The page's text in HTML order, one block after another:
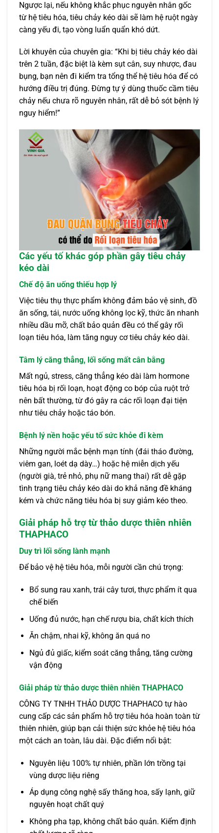
Ngược lại, nếu không khắc phục nguyên nhân gốc
từ hệ tiêu hóa, tiêu chảy kéo dài sẽ làm hệ ruột ngày
càng yếu đi, tạo vòng luẩn quẩn khó dứt.
Lời khuyên của chuyên gia: “Khi bị tiêu chảy kéo dài
trên 2 tuần, đặc biệt là kèm sụt cân, suy nhược, đau
bụng, bạn nên đi kiểm tra tổng thể hệ tiêu hóa để có
hướng điều trị đúng. Đừng tự ý dùng thuốc cầm tiêu
chảy nếu chưa rõ nguyên nhân, rất dễ bỏ sót bệnh lý
nguy hiểm!”
Các yếu tố khác góp phần gây tiêu chảy
kéo dài
Chế độ ăn uống thiếu hợp lý
Việc tiêu thụ thực phẩm không đảm bảo vệ sinh, đồ
ăn sống, tái, nước uống không lọc kỹ, thức ăn nhanh
nhiều dầu mỡ, chất bảo quản đều có thể gây rối
loạn tiêu hóa, làm tăng nguy cơ tiêu chảy kéo dài.
Tâm lý căng thẳng, lối sống mất cân bằng
Mất ngủ, stress, căng thẳng kéo dài làm hormone
tiêu hóa bị rối loạn, hoạt động co bóp của ruột trở
nên bất thường, từ đó gây ra các rối loạn đại tiện
như tiêu chảy hoặc táo bón.
Bệnh lý nền hoặc yếu tố sức khỏe đi kèm
Những người mắc bệnh mạn tính (đái tháo đường,
viêm gan, loét dạ dày…) hoặc hệ miễn dịch yếu
(người già, trẻ nhỏ, phụ nữ mang thai) rất dễ gặp
tình trạng tiêu chảy kéo dài do khả năng đề kháng
kém và chức năng tiêu hóa bị suy giảm kéo theo.
Giải pháp hỗ trợ từ thảo dược thiên nhiên
THAPHACO
Duy trì lối sống lành mạnh
Để bảo vệ hệ tiêu hóa, mỗi người cần chú trọng:
Bổ sung rau xanh, trái cây tươi, thực phẩm ít qua
chế biến
Uống đủ nước, hạn chế rượu bia, chất kích thích
Ăn chậm, nhai kỹ, không ăn quá no
Ngủ đủ giấc, kiểm soát căng thẳng, tăng cường
vận động
Giải pháp từ thảo dược thiên nhiên THAPHACO
CÔNG TY TNHH THẢO DƯỢC THAPHACO tự hào
cung cấp các sản phẩm hỗ trợ tiêu hóa hoàn toàn từ
thiên nhiên, giúp bạn cải thiện sức khỏe hệ tiêu hóa
một cách an toàn, lâu dài. Đặc điểm nổi bật:
Nguyên liệu 100% tự nhiên, phần lớn trồng tại
vùng dược liệu riêng
Áp dụng công nghệ sấy thăng hoa, sấy lạnh, giữ
nguyên hoạt chất quý
Không pha tạp, không chất bảo quản. Kiểm định